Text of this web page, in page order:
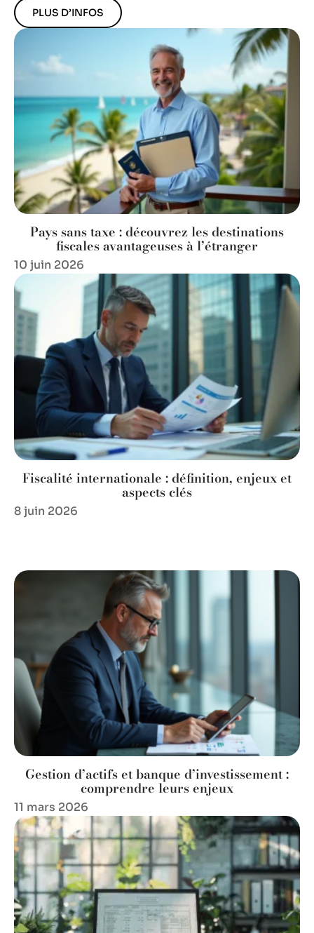
PLUS D’INFOS
Pays sans taxe : découvrez les destinations
fiscales avantageuses à l’étranger
10 juin 2026
Fiscalité internationale : définition, enjeux et
aspects clés
8 juin 2026
Gestion d’actifs et banque d’investissement :
comprendre leurs enjeux
11 mars 2026